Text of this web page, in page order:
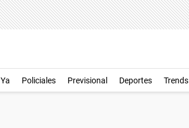
Policiales Previsional Deportes Trends